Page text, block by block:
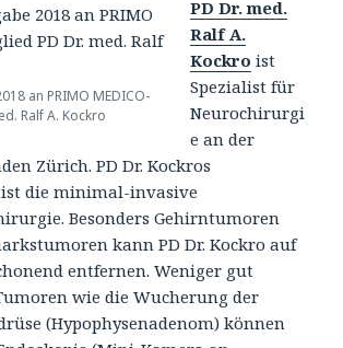
an PRIMO MEDICO-
Ralf A. Kockro
PD Dr. med.
Ralf A.
Kockro ist
Spezialist für
Neurochirurgi
e an der
Zürich. PD Dr. Kockros
ist die minimal-invasive
Besonders Gehirntumoren
kann PD Dr. Kockro auf
entfernen. Weniger gut
wie die Wucherung der
(Hypophysenadenom) können